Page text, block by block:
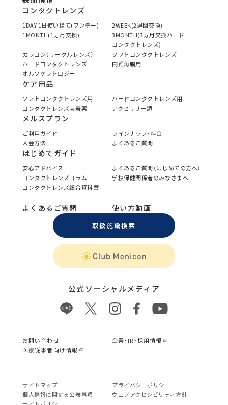
コンタクトレンズ
1DAY 1日使い捨て(ワンデー)
2WEEK(2週間交換)
1MONTH(1ヵ月交換)
3MONTH(3ヵ月交換ハード
コンタクトレンズ)
カラコン（サークルレンズ）
ソフトコンタクトレンズ
ハードコンタクトレンズ
円錐角膜用
オルソケラトロジー
ケア用品
ソフトコンタクトレンズ用
ハードコンタクトレンズ用
コンタクトレンズ装着薬
アクセサリー類
メルスプラン
ご利用ガイド
ラインナップ・料金
入会方法
よくあるご質問
はじめてガイド
安心アドバイス
よくあるご質問（はじめての方へ）
コンタクトレンズコラム
学校保健関係者のみなさまへ
コンタクトレンズ総合資料室
よくあるご質問 使い方動画
取扱施設検索
公式ソーシャルメディア
お問い合わせ
企業・IR・採用情報
医療従事者向け情報
サイトマップ
プライバシーポリシー
個⼈情報に関する公表事項
ウェブアクセシビリティ方針